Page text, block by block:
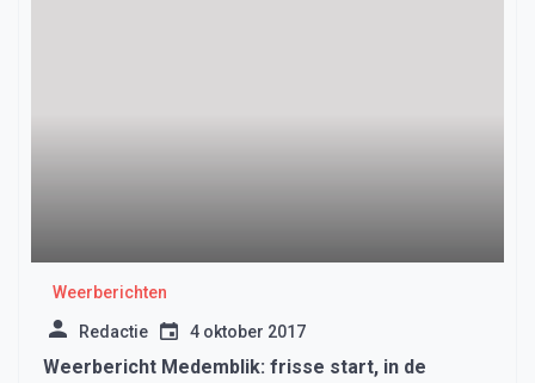
Weerberichten
Redactie 4 oktober 2017
Weerbericht Medemblik: frisse start, in de